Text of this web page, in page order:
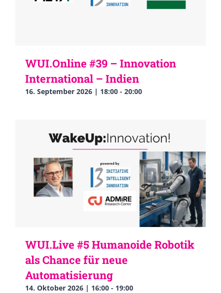
WUI.Online #39 – Innovation
International – Indien
16. September 2026 | 18:00 - 20:00
WUI.Live #5 Humanoide Robotik
als Chance für neue
Automatisierung
14. Oktober 2026 | 16:00 - 19:00